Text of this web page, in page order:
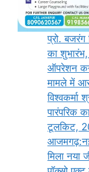
प्रो.
का
ऑपरेशन
मामले में
पारंपरिक
टूलकिट,
आजमगढ़:नई
मिला नया